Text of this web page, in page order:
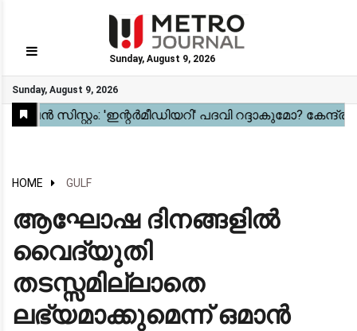
Sunday, August 9, 2026
Sunday, August 9, 2026
GO
Home
Kerala
National
Gulf
World
Sports
Movies
Health
Automobile
Travel
Education
Novel
Business
Technology
Webstory
HOME GULF
ആഘോഷ ദിനങ്ങളില്‍
വൈദ്യുതി
തടസ്സമില്ലാതെ
ലഭ്യമാക്കുമെന്ന് ഒമാന്‍